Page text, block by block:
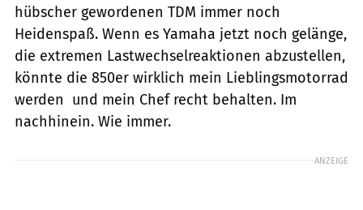
hübscher gewordenen TDM immer noch
Heidenspaß. Wenn es Yamaha jetzt noch gelänge,
die extremen Lastwechselreaktionen abzustellen,
könnte die 850er wirklich mein Lieblingsmotorrad
werden  und mein Chef recht behalten. Im
nachhinein. Wie immer.
ANZEIGE